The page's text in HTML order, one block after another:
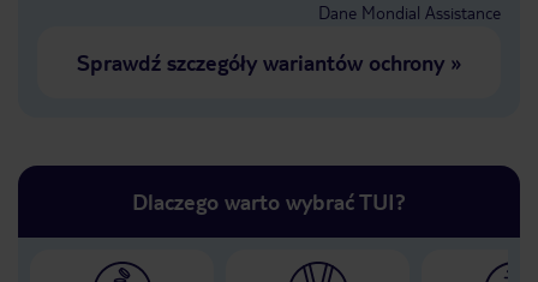
Dane Mondial Assistance
Sprawdź szczegóły wariantów ochrony»
Dlaczego warto wybrać TUI?